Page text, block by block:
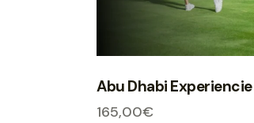
Abu Dhabi Experiencie
165,00€